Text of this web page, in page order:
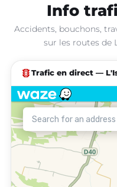
Info
Accidents, bouchons,
sur les routes de
traffic Trafic en direct —